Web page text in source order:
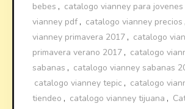
bebes , catalogo vianney para jovenes
vianney pdf , catalogo vianney precios
vianney primavera 2017 , catalogo
primavera verano 2017 , catalogo
sabanas , catalogo vianney sabanas
catalogo vianney tepic , catalogo
tiendeo , catalogo vianney tijuana ,